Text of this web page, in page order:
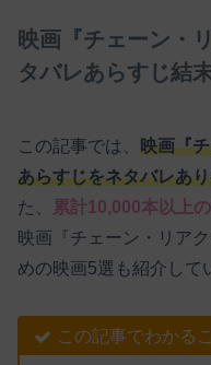
映画『チェーン・
タバレあらすじ結
この記事では、 映画『
あらすじをネタバレあ
た、
累計10,000本以上
映画『チェーン・リア
めの映画5選も紹介して
この記事でわかる